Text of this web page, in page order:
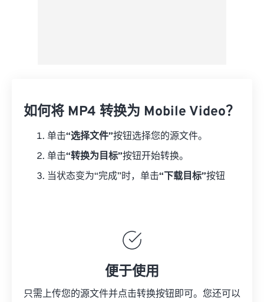
如何将 MP4 转换为 Mobile Video？
单击“选择文件”按钮选择您的源文件。
单击“转换为目标”按钮开始转换。
当状态变为“完成”时，单击“下载目标”按钮
便于使用
只需上传您的源文件并点击转换按钮即可。您还可以